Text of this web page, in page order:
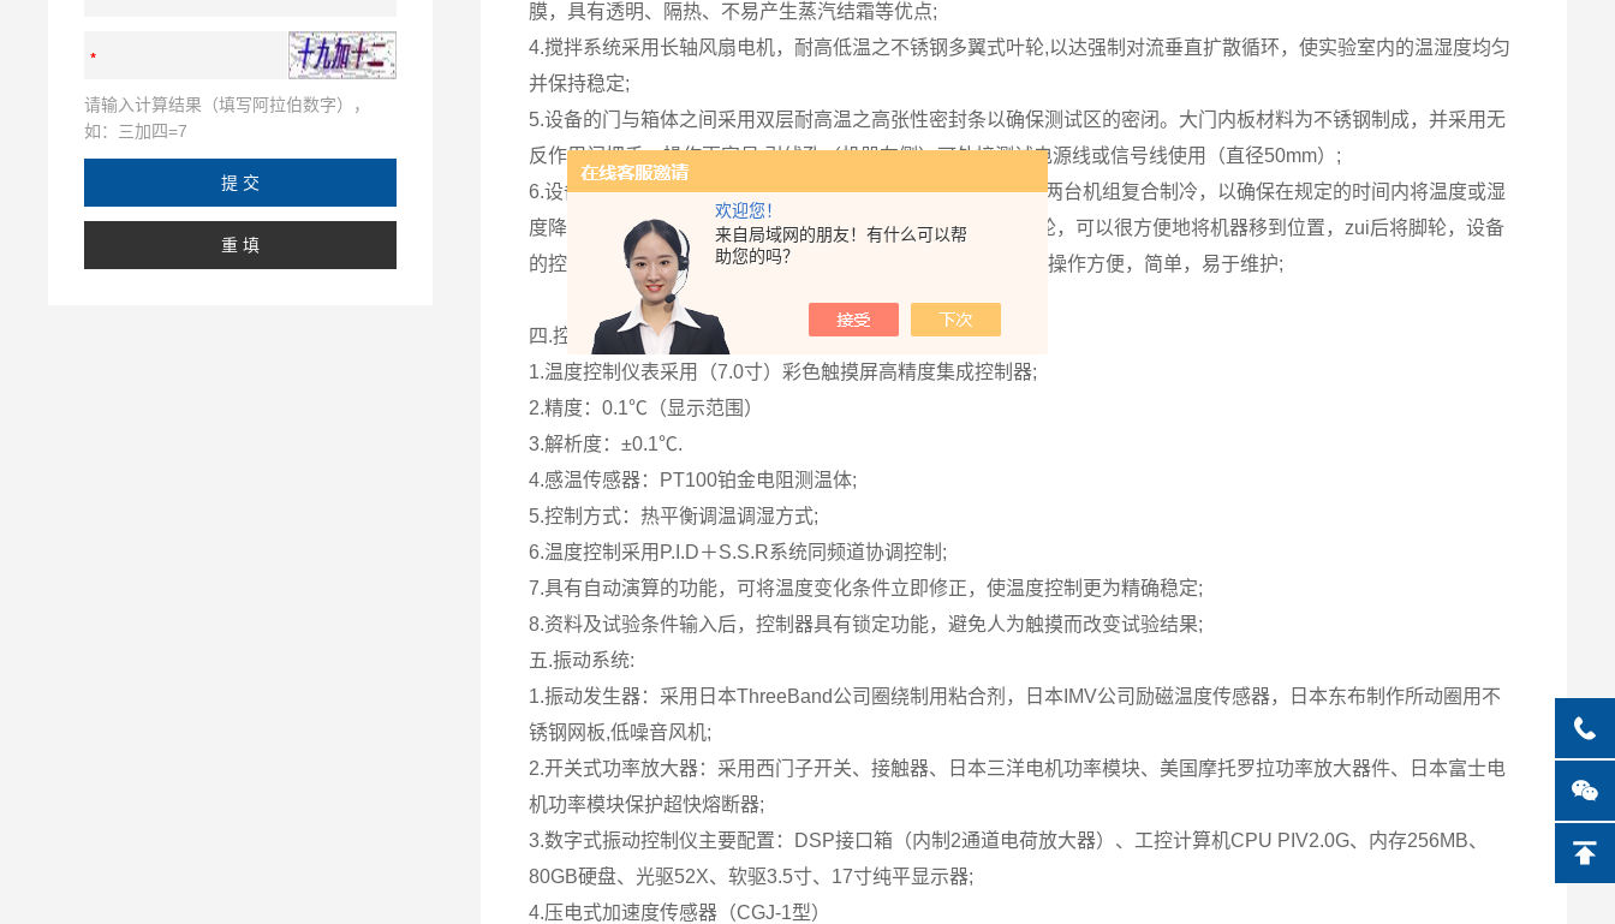
欢迎您！
来自局域网的朋友！有什么可以帮
助您的吗？
膜，具有透明、隔热、不易产生蒸汽结霜等优点;
4.搅拌系统采用长轴风扇电机，耐高低温之不锈钢多翼式叶轮,以达强制对流垂直扩散循环，使实验室内的温湿度均匀
并保持稳定;
5.设备的门与箱体之间采用双层耐高温之高张性密封条以确保测试区的密闭。大门内板材料为不锈钢制成，并采用无
反作用门把手，操作更容易.引线孔（机器左侧）可外接测试电源线或信号线使用（直径50mm）;
6.设备的制冷系统安装在底部，压缩机采用法国进口泰康牌，两台机组复合制冷，以确保在规定的时间内将温度或湿
度降到所要求的数值；机器底部安装高品质可固定式PU活动轮，可以很方便地将机器移到位置，zui后将脚轮，设备
的控制部分设计在设备的右侧，分布有温控仪、控制开关等，操作方便，简单，易于维护;
四.控制系统:
1.温度控制仪表采用（7.0寸）彩色触摸屏高精度集成控制器;
2.精度：0.1℃（显示范围）
3.解析度：±0.1℃.
4.感温传感器：PT100铂金电阻测温体;
5.控制方式：热平衡调温调湿方式;
6.温度控制采用P.I.D＋S.S.R系统同频道协调控制;
7.具有自动演算的功能，可将温度变化条件立即修正，使温度控制更为精确稳定;
8.资料及试验条件输入后，控制器具有锁定功能，避免人为触摸而改变试验结果;
五.振动系统:
1.振动发生器：采用日本ThreeBand公司圈绕制用粘合剂，日本IMV公司励磁温度传感器，日本东布制作所动圈用不
锈钢网板,低噪音风机;
2.开关式功率放大器：采用西门子开关、接触器、日本三洋电机功率模块、美国摩托罗拉功率放大器件、日本富士电
机功率模块保护超快熔断器;
3.数字式振动控制仪主要配置：DSP接口箱（内制2通道电荷放大器）、工控计算机CPU PIV2.0G、内存256MB、
80GB硬盘、光驱52X、软驱3.5寸、17寸纯平显示器;
4.压电式加速度传感器（CGJ-1型）
请输入计算结果（填写阿拉伯数字），
如：三加四=7